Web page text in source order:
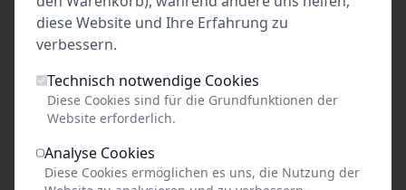
Stand
erstellt von: Comödie Lübeck GmbH
36 Euro / 26 Euro
diese Website und Ihre Erfahrung zu
verbessern.
Technisch notwendige Cookies
Diese Cookies sind für die Grundfunktionen der
Website erforderlich.
Analyse Cookies
Diese Cookies ermöglichen es uns, die Nutzung der